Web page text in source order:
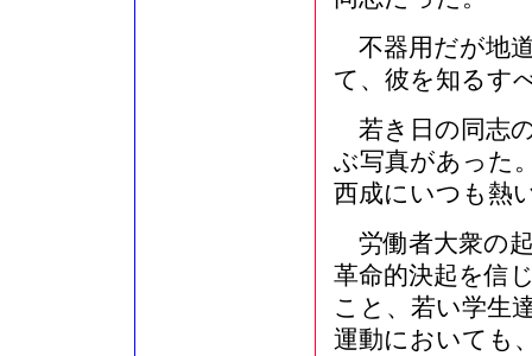
不器用だが地
て、彼を知るす
若き日の同志
ぶ写真があった
西成にいつも熱
労働者大衆の
革命的決起を信
こと、若い学生
運動においても